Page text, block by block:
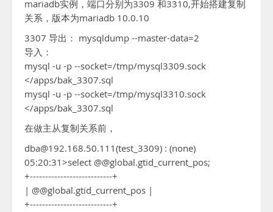
mariadb实例，端口分别为3309 和3310,开始搭建复制
关系，版本为mariadb 10.0.10
3307 导出： mysqldump --master-data=2
导入：
mysql -u -p --socket=/tmp/mysql3309.sock
</apps/bak_3307.sql
mysql -u -p --socket=/tmp/mysql3310.sock
</apps/bak_3307.sql
在做主从复制关系前，
dba@192.168.50.111(test_3309) : (none)
05:20:31>select @@global.gtid_current_pos;
+---------------------------+
| @@global.gtid_current_pos |
+---------------------------+